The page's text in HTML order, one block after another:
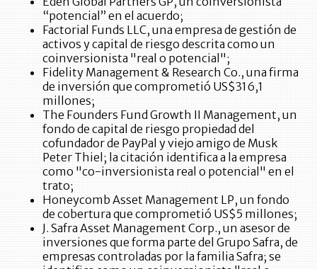
“potencial” en el acuerdo;
Factorial Funds LLC, una empresa de gestión de
activos y capital de riesgo descrita como un
coinversionista "real o potencial";
Fidelity Management & Research Co., una firma
de inversión que comprometió US$316,1
millones;
The Founders Fund Growth II Management, un
fondo de capital de riesgo propiedad del
cofundador de PayPal y viejo amigo de Musk
Peter Thiel; la citación identifica a la empresa
como "co-inversionista real o potencial" en el
trato;
Honeycomb Asset Management LP, un fondo
de cobertura que comprometió US$5 millones;
J. Safra Asset Management Corp., un asesor de
inversiones que forma parte del Grupo Safra, de
empresas controladas por la familia Safra; se